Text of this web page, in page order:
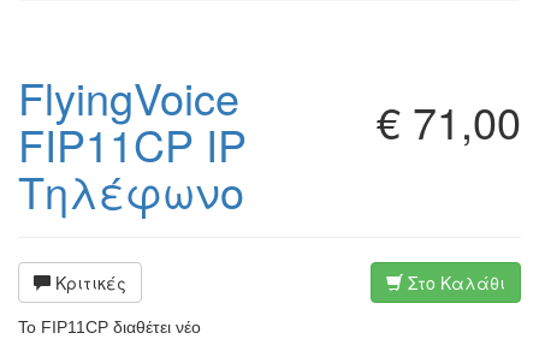
€ 71,00
FlyingVoice
FIP11CP IP
Τηλέφωνο
Κριτικές Στο Καλάθι
Το FIP11CP διαθέτει νέο